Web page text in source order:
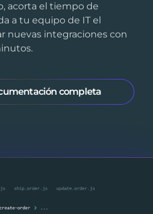
acorta el tiempo de
a tu equipo de IT el
nuevas integraciones con
completa